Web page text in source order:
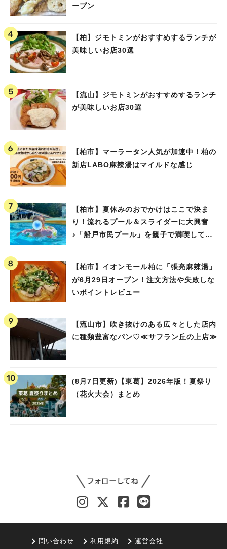
ープン
【柏】ジモトミンがおすすめするランチが
美味しいお店30選
【流山】ジモトミンがおすすめするランチ
が美味しいお店30選
【柏市】マーラータン人気が加速中！柏の
新店LABO麻辣湯はマイルドな感じ
【柏市】夏休みのおでかけはここで決ま
り！流れるプール＆スライダーに大興奮
♪「船戸市民プール」を親子で満喫してき
【柏市】イオンモール柏に「張亮麻辣湯」
が6月29日オープン！注文方法や失敗しな
いポイントレビュー
【流山市】吹き抜けのある広々とした店内
に種類豊富なパン♡≪サフラン丘の上店≫
(8月7日更新)【東葛】2026年版！夏祭り
（花火大会）まとめ
問い合わせ 利用規約 運営会社